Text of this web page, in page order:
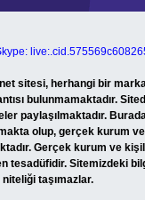
sitesi, herhangi bir
bulunmamaktadır.
paylaşılmaktadır.
olup, gerçek kurum
Gerçek kurum ve
tesadüfidir. Sitemizdeki
taşımazlar.